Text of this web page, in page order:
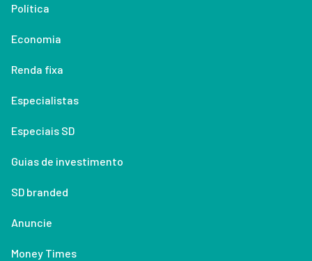
Política
Economia
Renda fixa
Especialistas
Especiais SD
Guias de investimento
SD branded
Anuncie
Money Times